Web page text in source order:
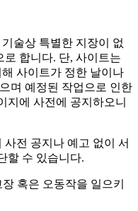
술상 특별한 지장이 없
로 합니다. 단, 사이트는
사이트가 정한 날이나
며 예정된 작업으로 인한
지에 사전에 공지하오니
전 공지나 예고 없이 서
할 수 있습니다.
혹은 오동작을 일으키